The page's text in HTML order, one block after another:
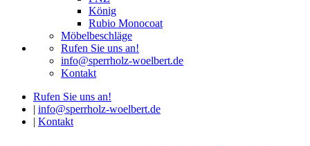
König
Rubio Monocoat
Möbelbeschläge
Rufen Sie uns an!
info@sperrholz-woelbert.de
Kontakt
Rufen Sie uns an!
info@sperrholz-woelbert.de
Kontakt